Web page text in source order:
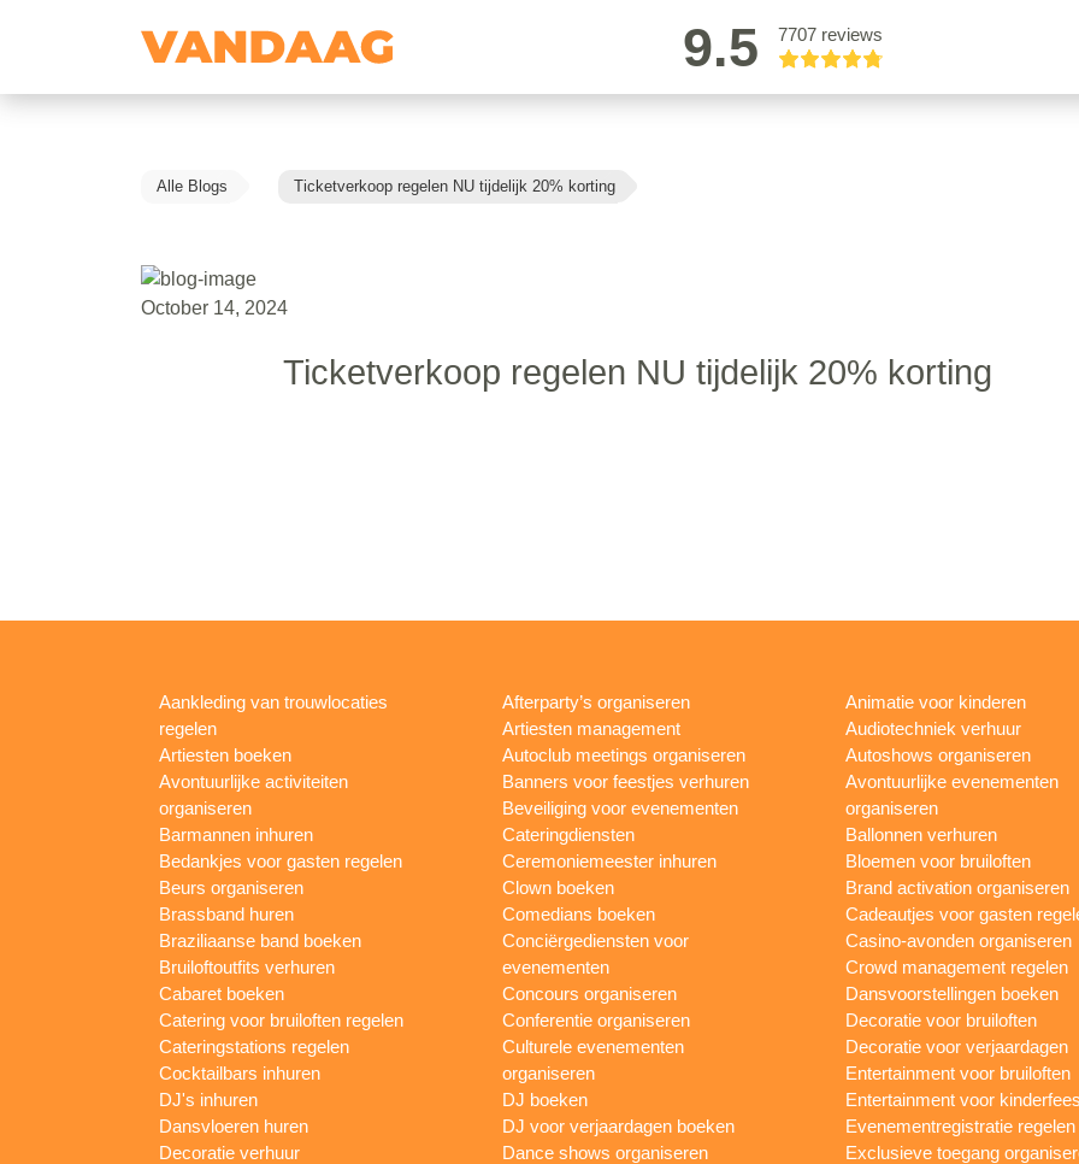
9.5 7707 reviews
Alle Blogs Ticketverkoop regelen NU tijdelijk 20% korting
October 14, 2024
Ticketverkoop regelen NU tijdelijk 20% korting
Aankleding van trouwlocaties
regelen
Artiesten boeken
Avontuurlijke activiteiten
organiseren
Barmannen inhuren
Bedankjes voor gasten regelen
Beurs organiseren
Brassband huren
Braziliaanse band boeken
Bruiloftoutfits verhuren
Cabaret boeken
Catering voor bruiloften regelen
Cateringstations regelen
Cocktailbars inhuren
DJ's inhuren
Dansvloeren huren
Decoratie verhuur
Afterparty’s organiseren
Artiesten management
Autoclub meetings organiseren
Banners voor feestjes verhuren
Beveiliging voor evenementen
Cateringdiensten
Ceremoniemeester inhuren
Clown boeken
Comedians boeken
Conciërgediensten voor
evenementen
Concours organiseren
Conferentie organiseren
Culturele evenementen
organiseren
DJ boeken
DJ voor verjaardagen boeken
Dance shows organiseren
Animatie voor kinderen
Audiotechniek verhuur
Autoshows organiseren
Avontuurlijke evenementen
organiseren
Ballonnen verhuren
Bloemen voor bruiloften
Brand activation organiseren
Cadeautjes voor gasten
Casino-avonden organiseren
Crowd management regelen
Dansvoorstellingen boeken
Decoratie voor bruiloften
Decoratie voor verjaardagen
Entertainment voor bruiloften
Entertainment voor
Evenementregistratie regelen
Exclusieve toegang